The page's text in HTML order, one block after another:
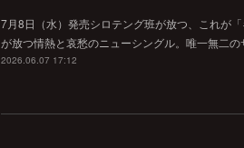
7月8日（水）発売シロテング班が放つ、これが
が放つ情熱と哀愁のニューシングル。唯一無二
2026.06.07 17:12